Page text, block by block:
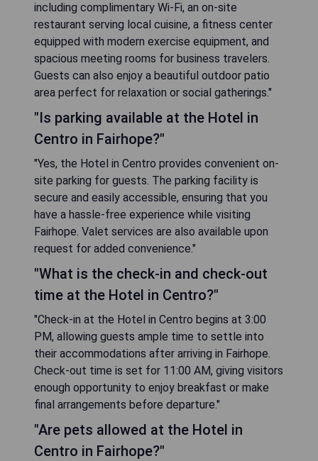
including complimentary Wi-Fi, an on-site
restaurant serving local cuisine, a fitness center
equipped with modern exercise equipment, and
spacious meeting rooms for business travelers.
Guests can also enjoy a beautiful outdoor patio
area perfect for relaxation or social gatherings."
"Is parking available at the Hotel in
Centro in Fairhope?"
"Yes, the Hotel in Centro provides convenient on-
site parking for guests. The parking facility is
secure and easily accessible, ensuring that you
have a hassle-free experience while visiting
Fairhope. Valet services are also available upon
request for added convenience."
"What is the check-in and check-out
time at the Hotel in Centro?"
"Check-in at the Hotel in Centro begins at 3:00
PM, allowing guests ample time to settle into
their accommodations after arriving in Fairhope.
Check-out time is set for 11:00 AM, giving visitors
enough opportunity to enjoy breakfast or make
final arrangements before departure."
"Are pets allowed at the Hotel in
Centro in Fairhope?"